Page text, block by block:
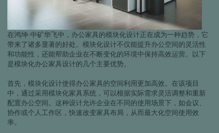
在鸿坤·中矿华飞中，办公家具的模块化设计正在成为一种趋势，它
带来了诸多显著的好处。模块化设计不仅能提升办公空间的灵活性
和功能性，还能帮助企业在不断变化的环境中保持高效运营。以下
是模块化办公家具设计的几个主要优势。
首先，模块化设计使得办公家具的空间利用更加高效。在该项目
中，通过采用模块化家具系统，可以根据实际需求灵活调整和重新
配置办公空间。这种设计允许企业在不同的使用场景下，如会议、
协作或个人工作区，快速改变家具布局，从而最大化空间使用效
率。